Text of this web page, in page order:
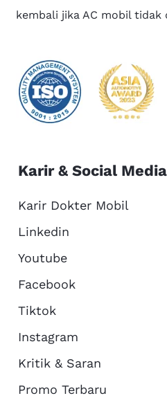
kembali jika AC mobil tidak
Karir & Social Media
Karir Dokter Mobil
Linkedin
Youtube
Facebook
Tiktok
Instagram
Kritik & Saran
Promo Terbaru